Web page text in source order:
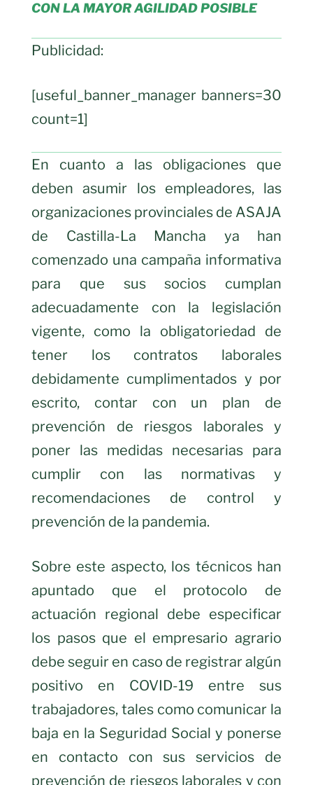
CON LA MAYOR AGILIDAD POSIBLE
Publicidad:
[useful_banner_manager banners=30
count=1]
En cuanto a las obligaciones que
deben asumir los empleadores, las
organizaciones provinciales de ASAJA
de Castilla-La Mancha ya han
comenzado una campaña informativa
para que sus socios cumplan
adecuadamente con la legislación
vigente, como la obligatoriedad de
tener los contratos laborales
debidamente cumplimentados y por
escrito, contar con un plan de
prevención de riesgos laborales y
poner las medidas necesarias para
cumplir con las normativas y
recomendaciones de control y
prevención de la pandemia.
Sobre este aspecto, los técnicos han
apuntado que el protocolo de
actuación regional debe especificar
los pasos que el empresario agrario
debe seguir en caso de registrar algún
positivo en COVID-19 entre sus
trabajadores, tales como comunicar la
baja en la Seguridad Social y ponerse
en contacto con sus servicios de
prevención de riesgos laborales y con